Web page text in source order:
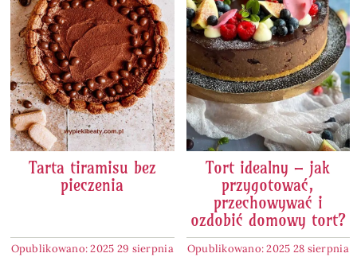
Tarta tiramisu bez
pieczenia
Opublikowano: 2025 29 sierpnia
Tort idealny – jak
przygotować,
przechowywać i
ozdobić domowy tort?
Opublikowano: 2025 28 sierpnia